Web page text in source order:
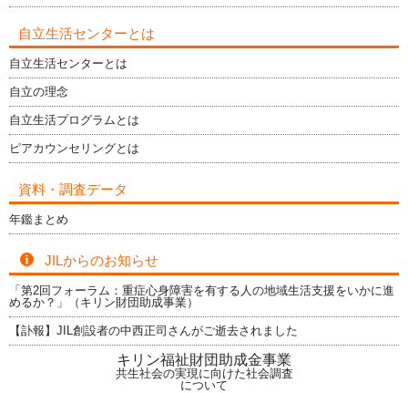
自立生活センターとは
自立生活センターとは
自立の理念
自立生活プログラムとは
ピアカウンセリングとは
資料・調査データ
年鑑まとめ
JILからのお知らせ
「第2回フォーラム：重症心身障害を有する人の地域生活支援をいかに進
めるか？」（キリン財団助成事業）
【訃報】JIL創設者の中西正司さんがご逝去されました
キリン福祉財団助成金事業
共生社会の実現に向けた社会調査
について